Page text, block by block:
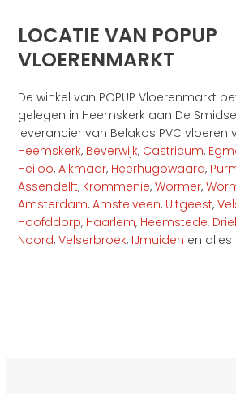
LOCATIE VAN POPUP
VLOERENMARKT
De winkel van POPUP Vloerenmarkt
gelegen in Heemskerk aan De
leverancier van Belakos PVC vloeren
Heemskerk, Beverwijk, Castricum,
Heiloo,Alkmaar, Heerhugowaard,
Assendelft, Krommenie,Wormer,
Amsterdam,Amstelveen, Uitgeest,
Hoofddorp, Haarlem, Heemstede,
Noord,Velserbroek, IJmuiden en